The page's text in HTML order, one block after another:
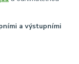
a výstupními